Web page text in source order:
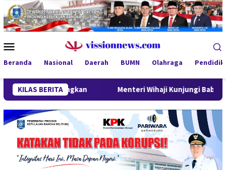
Loncat
ke
konten
Mobile
Beranda Nasional Daerah BUMN Olahraga
KILAS BERITAMenteri Wihaji Kunjungi Babel, Gubernur